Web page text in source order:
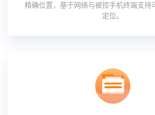
精确位置，基于网络与被控手机终端支持
定位。